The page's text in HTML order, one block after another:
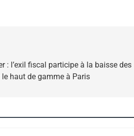
: l’exil fiscal participe à la baisse des
haut de gamme à Paris